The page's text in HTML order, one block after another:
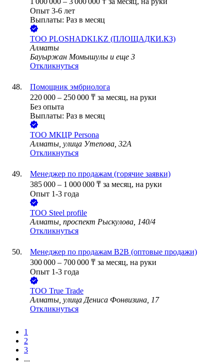
Опыт 3-6 лет
Выплаты: Раз в месяц
ТОО PLOSHADKI.KZ (ПЛОЩАДКИ.КЗ)
Алматы
Бауыржан Момышулы и еще 3
Откликнуться
Помощник эмбриолога
220 000 – 250 000 ₸ за месяц, на руки
Без опыта
Выплаты: Раз в месяц
ТОО МКЦР Persona
Алматы, улица Утепова, 32А
Откликнуться
Менеджер по продажам (горячие заявки)
385 000 – 1 000 000 ₸ за месяц, на руки
Опыт 1-3 года
ТОО Steel profile
Алматы, проспект Рыскулова, 140/4
Откликнуться
Менеджер по продажам В2В (оптовые продажи)
300 000 – 700 000 ₸ за месяц, на руки
Опыт 1-3 года
ТОО True Trade
Алматы, улица Дениса Фонвизина, 17
Откликнуться
1
2
3
...